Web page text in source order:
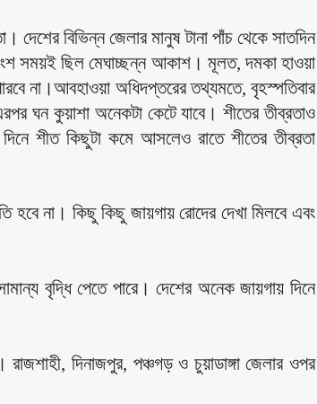
দেশের বিভিন্ন জেলার মানুষ টানা পাঁচ থেকে সাতদিন
সময়ই ছিল মেঘাচ্ছন্ন আকাশ। মূলত, দমকা হাওয়া
না।আবহাওয়া অধিদপ্তরের তথ্যমতে, বৃহস্পতিবার
ঘন কুয়াশা অনেকটা কেটে যাবে। শীতের তীব্রতাও
শীত কিছুটা কমে আসলেও রাতে শীতের তীব্রতা
হবে না। কিছু কিছু জায়গায় রোদের দেখা মিলবে এবং
বৃদ্ধি পেতে পারে। দেশের অনেক জায়গায় দিনে
দিনাজপুর, পঞ্চগড় ও চুয়াডাঙ্গা জেলার ওপর